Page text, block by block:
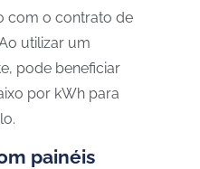
com o contrato de
utilizar um
pode beneficiar
por kWh para
painéis